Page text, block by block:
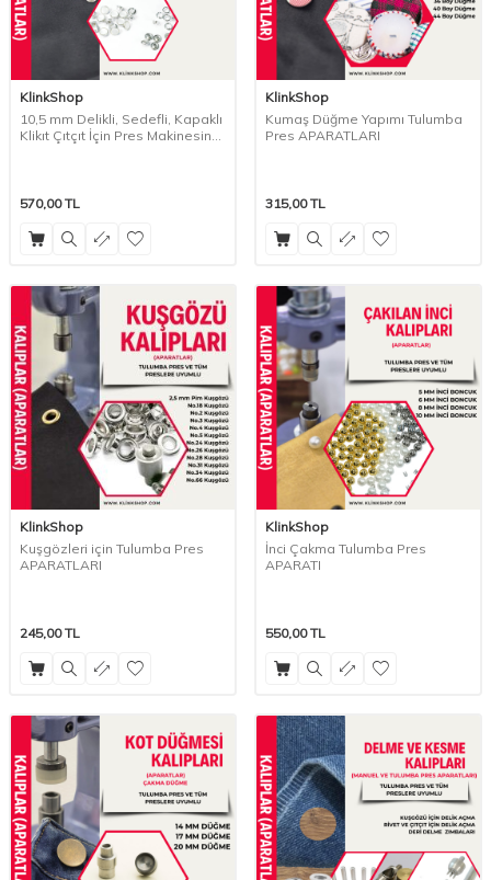
KlinkShop
10,5 mm Delikli, Sedefli, Kapaklı
Klikıt Çıtçıt İçin Pres Makinesine
570,00TL
KlinkShop
Kumaş Düğme Yapımı Tulumba
Pres APARATLARI
315,00TL
KlinkShop
Kuşgözleri için Tulumba Pres
APARATLARI
245,00TL
KlinkShop
İnci Çakma Tulumba Pres
APARATI
550,00TL